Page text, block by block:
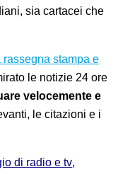
sia cartacei che
stampa e
le notizie 24 ore
velocemente e
le citazioni e i
di radio e tv,